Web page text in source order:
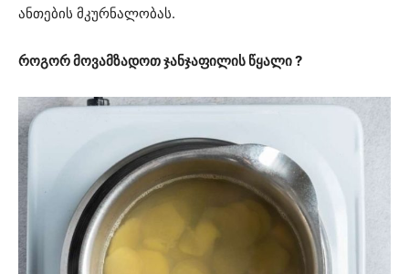
ანთების მკურნალობას.
როგორ მოვამზადოთ ჯანჯაფილის წყალი ?